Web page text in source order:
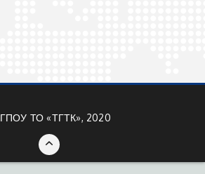
ГПОУ ТО «ТГТК», 2020